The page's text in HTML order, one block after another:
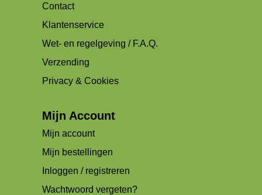
Contact
Klantenservice
Wet- en regelgeving / F.A.Q.
Verzending
Privacy & Cookies
Mijn Account
Mijn account
Mijn bestellingen
Inloggen / registreren
Wachtwoord vergeten?